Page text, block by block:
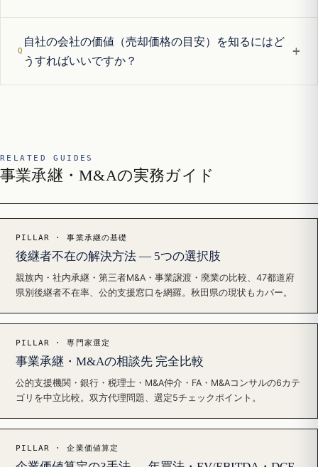
自社の会社の価値（売却価格の目安）を知るにはど
うすればいいですか？
+
RELATED GUIDES
事業承継・M&Aの実務ガイド
PILLAR · 事業承継の基礎
後継者不在の解決方法 — 5つの選択肢
親族内・社内承継・第三者M&A・事業譲渡・廃業の比較、47都道府
県別後継者不在率、公的支援窓口を網羅。秋田県の現状もカバー。
PILLAR · 専門家選定
事業承継・M&Aの相談先 完全比較
公的支援機関・銀行・税理士・M&A仲介・FA・M&Aコンサルの6カテ
ゴリを中立比較。双方代理問題、選定5チェックポイント。
PILLAR · 企業価値算定